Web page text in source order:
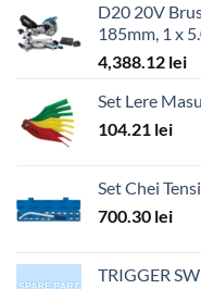
D20 20V
185mm, 1 x
4,388.12 lei
Set Lere
104.21 lei
Set Chei
700.30 lei
TRIGGER